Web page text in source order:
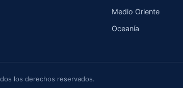
Medio Oriente
Oceanía
los derechos reservados.